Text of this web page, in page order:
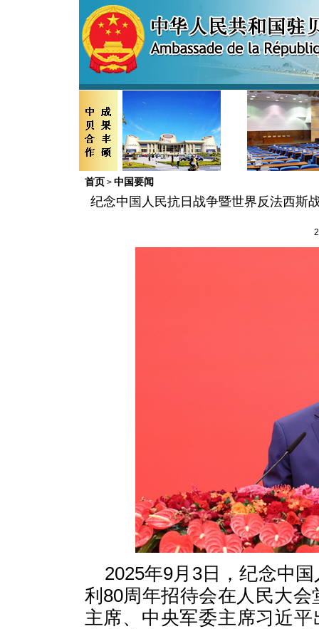
首页 > 中国要闻
纪念中国人民抗日战争暨世界反法西斯
2025年9月3日，纪念中
利80周年招待会在人民大
主席、中央军委主席习近